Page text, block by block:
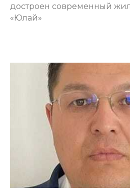
достроен современный
«Юлай»